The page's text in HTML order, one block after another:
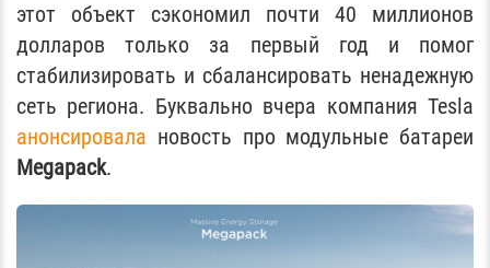
этот объект сэкономил почти 40 миллионов
долларов только за первый год и помог
стабилизировать и сбалансировать ненадежную
сеть региона. Буквально вчера компания Tesla
анонсировала новость про модульные батареи
Megapack.